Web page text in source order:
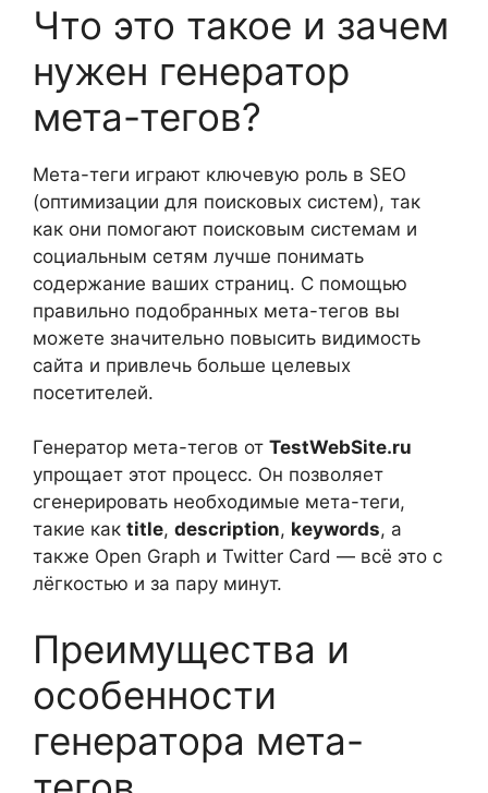
Что это такое и зачем
нужен генератор
мета-тегов?
Мета-теги играют ключевую роль в SEO
(оптимизации для поисковых систем), так
как они помогают поисковым системам и
социальным сетям лучше понимать
содержание ваших страниц. С помощью
правильно подобранных мета-тегов вы
можете значительно повысить видимость
сайта и привлечь больше целевых
посетителей.
Генератор мета-тегов от TestWebSite.ru
упрощает этот процесс. Он позволяет
сгенерировать необходимые мета-теги,
такие как title, description, keywords, а
также Open Graph и Twitter Card — всё это с
лёгкостью и за пару минут.
Преимущества и
особенности
генератора мета-